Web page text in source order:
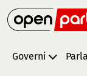
Governi